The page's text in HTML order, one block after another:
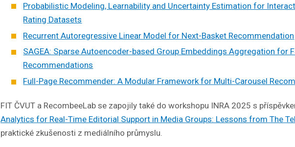
Probabilistic Modeling, Learnability and Uncertainty Estimation for
Rating Datasets
Recurrent Autoregressive Linear Model for Next-Basket Recommendation
SAGEA: Sparse Autoencoder-based Group Embeddings Aggregation for
Recommendations
Full-Page Recommender: A Modular Framework for Multi-Carousel
FIT ČVUT a RecombeeLab se zapojily také do workshopu INRA 2025 s
Analytics for Real-Time Editorial Support in Media Groups: Lessons from The
praktické zkušenosti z mediálního průmyslu.